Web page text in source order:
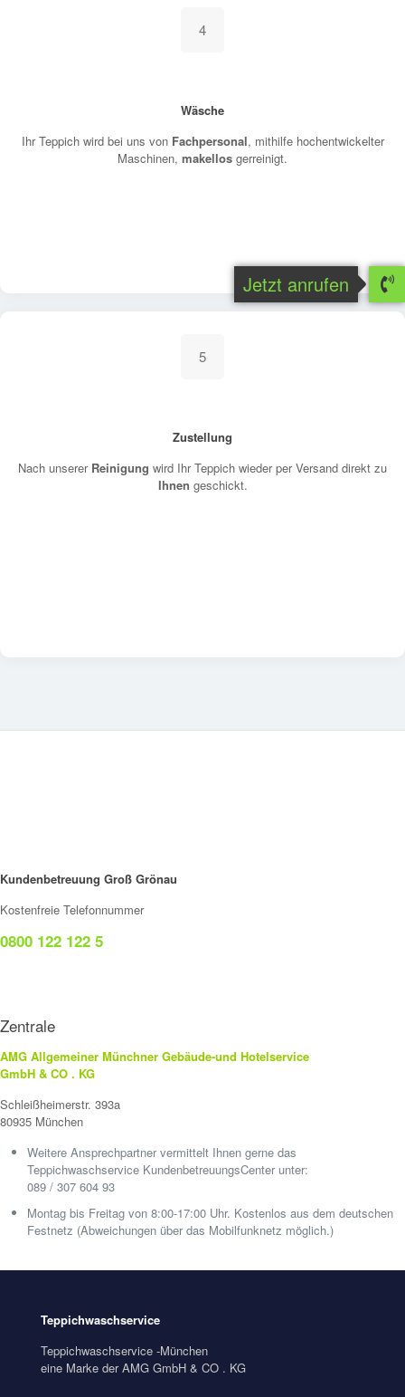
4
Wäsche
Ihr Teppich wird bei uns von Fachpersonal, mithilfe hochentwickelter
Maschinen, makellos gerreinigt.
5
Zustellung
Nach unserer Reinigung wird Ihr Teppich wieder per Versand direkt zu
Ihnen geschickt.
Kundenbetreuung Groß Grönau
Kostenfreie Telefonnummer
0800 122 122 5
Zentrale
AMG Allgemeiner Münchner Gebäude-und Hotelservice
GmbH & CO . KG
Schleißheimerstr. 393a
80935 München
Weitere Ansprechpartner vermittelt Ihnen gerne das
Teppichwaschservice KundenbetreuungsCenter unter:
089 / 307 604 93
Montag bis Freitag von 8:00-17:00 Uhr. Kostenlos aus dem deutschen
Festnetz (Abweichungen über das Mobilfunknetz möglich.)
Teppichwaschservice
Teppichwaschservice -München
eine Marke der AMG GmbH & CO . KG
Jetzt anrufen